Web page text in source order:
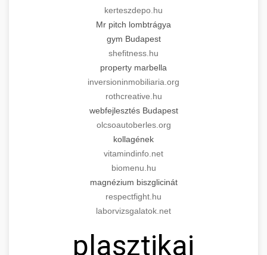
kerteszdepo.hu
Mr pitch lombtrágya
gym Budapest
shefitness.hu
property marbella
inversioninmobiliaria.org
rothcreative.hu
webfejlesztés Budapest
olcsoautoberles.org
kollagének
vitamindinfo.net
biomenu.hu
magnézium biszglicinát
respectfight.hu
laborvizsgalatok.net
plasztikai